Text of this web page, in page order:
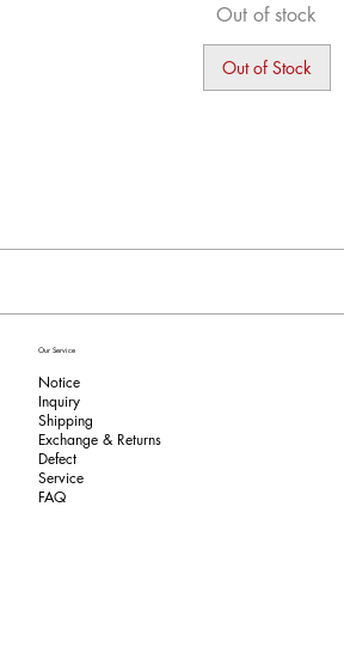
Out of stock
Out of Stock
Our Service
Notice
Inquiry
Shipping
Exchange & Returns
​Defect
Service
FAQ